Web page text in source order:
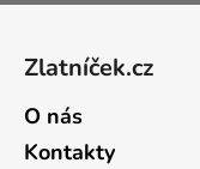
Zlatníček.cz
O nás
Kontakty